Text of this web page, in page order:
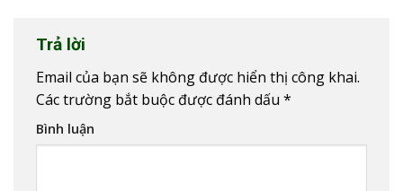
Trả lời
Email của bạn sẽ không được hiển thị công khai.
Các trường bắt buộc được đánh dấu *
Bình luận